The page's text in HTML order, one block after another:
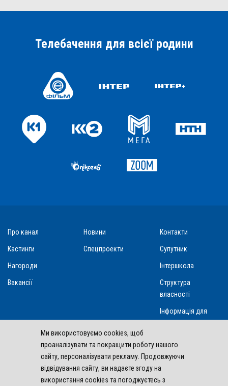
Телебачення для всієї родини
Про канал
Кастинги
Нагороди
Вакансії
Новини
Спецпроекти
Контакти
Супутник
Інтершкола
Структура
власності
Інформація для
Інтер входить у склад Inter Media Group Limited
2004 - 2026 Inter
Ми використовуємо cookies, щоб
проаналізувати та покращити роботу нашого
сайту, персоналізувати рекламу. Продовжуючи
відвідування сайту, ви надаєте згоду на
використання cookies та погоджуєтесь з